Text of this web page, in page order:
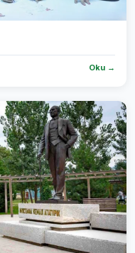
Oku →